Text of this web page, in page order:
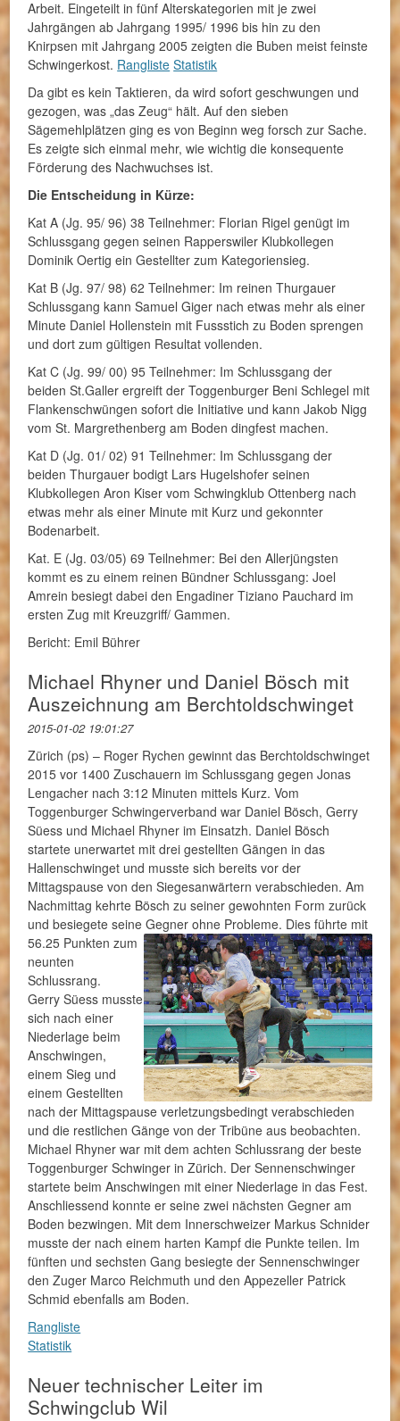
Arbeit. Eingeteilt in fünf Alterskategorien mit je zwei
Jahrgängen ab Jahrgang 1995/ 1996 bis hin zu den
Knirpsen mit Jahrgang 2005 zeigten die Buben meist feinste
Schwingerkost. Rangliste Statistik
Da gibt es kein Taktieren, da wird sofort geschwungen und
gezogen, was „das Zeug“ hält. Auf den sieben
Sägemehlplätzen ging es von Beginn weg forsch zur Sache.
Es zeigte sich einmal mehr, wie wichtig die konsequente
Förderung des Nachwuchses ist.
Die Entscheidung in Kürze:
Kat A (Jg. 95/ 96) 38 Teilnehmer: Florian Rigel genügt im
Schlussgang gegen seinen Rapperswiler Klubkollegen
Dominik Oertig ein Gestellter zum Kategoriensieg.
Kat B (Jg. 97/ 98) 62 Teilnehmer: Im reinen Thurgauer
Schlussgang kann Samuel Giger nach etwas mehr als einer
Minute Daniel Hollenstein mit Fussstich zu Boden sprengen
und dort zum gültigen Resultat vollenden.
Kat C (Jg. 99/ 00) 95 Teilnehmer: Im Schlussgang der
beiden St.Galler ergreift der Toggenburger Beni Schlegel mit
Flankenschwüngen sofort die Initiative und kann Jakob Nigg
vom St. Margrethenberg am Boden dingfest machen.
Kat D (Jg. 01/ 02) 91 Teilnehmer: Im Schlussgang der
beiden Thurgauer bodigt Lars Hugelshofer seinen
Klubkollegen Aron Kiser vom Schwingklub Ottenberg nach
etwas mehr als einer Minute mit Kurz und gekonnter
Bodenarbeit.
Kat. E (Jg. 03/05) 69 Teilnehmer: Bei den Allerjüngsten
kommt es zu einem reinen Bündner Schlussgang: Joel
Amrein besiegt dabei den Engadiner Tiziano Pauchard im
ersten Zug mit Kreuzgriff/ Gammen.
Bericht: Emil Bührer
Michael Rhyner und Daniel Bösch mit
Auszeichnung am Berchtoldschwinget
2015-01-02 19:01:27
Zürich (ps) – Roger Rychen gewinnt das Berchtoldschwinget
2015 vor 1400 Zuschauern im Schlussgang gegen Jonas
Lengacher nach 3:12 Minuten mittels Kurz. Vom
Toggenburger Schwingerverband war Daniel Bösch, Gerry
Süess und Michael Rhyner im Einsatzh. Daniel Bösch
startete unerwartet mit drei gestellten Gängen in das
Hallenschwinget und musste sich bereits vor der
Mittagspause von den Siegesanwärtern verabschieden. Am
Nachmittag kehrte Bösch zu seiner gewohnten Form zurück
und besiegete seine Gegner ohne Probleme. Dies führte mit
56.25 Punkten zum
neunten
Schlussrang.
Gerry Süess musste
sich nach einer
Niederlage beim
Anschwingen,
einem Sieg und
einem Gestellten
nach der Mittagspause verletzungsbedingt verabschieden
und die restlichen Gänge von der Tribüne aus beobachten.
Michael Rhyner war mit dem achten Schlussrang der beste
Toggenburger Schwinger in Zürich. Der Sennenschwinger
startete beim Anschwingen mit einer Niederlage in das Fest.
Anschliessend konnte er seine zwei nächsten Gegner am
Boden bezwingen. Mit dem Innerschweizer Markus Schnider
musste der nach einem harten Kampf die Punkte teilen. Im
fünften und sechsten Gang besiegte der Sennenschwinger
den Zuger Marco Reichmuth und den Appezeller Patrick
Schmid ebenfalls am Boden.
Rangliste
Statistik
Neuer technischer Leiter im
Schwingclub Wil